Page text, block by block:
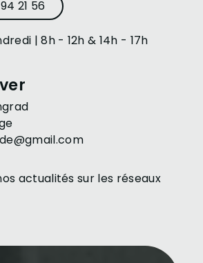
21 56
| 8h - 12h & 14h - 17h
actualités sur les réseaux